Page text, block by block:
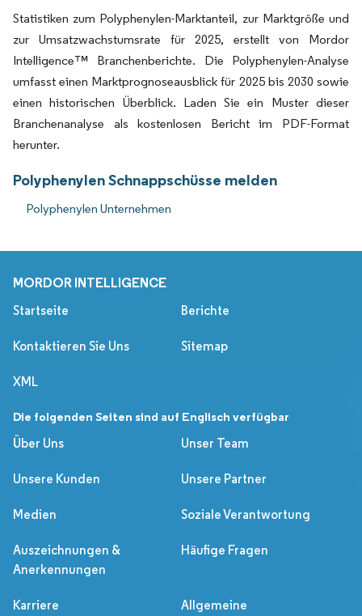
Statistiken zum Polyphenylen-Marktanteil, zur Marktgröße und
zur Umsatzwachstumsrate für 2025, erstellt von Mordor
Intelligence™ Branchenberichte. Die Polyphenylen-Analyse
umfasst einen Marktprognoseausblick für 2025 bis 2030 sowie
einen historischen Überblick. Laden Sie ein Muster dieser
Branchenanalyse als kostenlosen Bericht im PDF-Format
herunter.
Polyphenylen Schnappschüsse melden
Polyphenylen Unternehmen
MORDOR INTELLIGENCE
Startseite Berichte
Kontaktieren Sie Uns Sitemap
XML
Die folgenden Seiten sind auf Englisch verfügbar
Über Uns
Unser Team
Unsere Kunden Unsere Partner
Medien Soziale Verantwortung
Auszeichnungen &
Anerkennungen
Häufige Fragen
Karriere
Allgemeine